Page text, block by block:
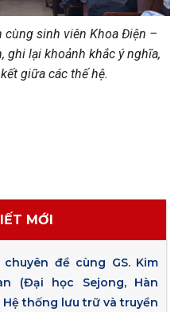
cùng sinh viên Khoa Điện –
lại khoảnh khắc ý nghĩa,
giữa các thế hệ.
MỚI
chuyên đề cùng GS. Kim
(Đại học Sejong, Hàn
Hệ thống lưu trữ và truyền